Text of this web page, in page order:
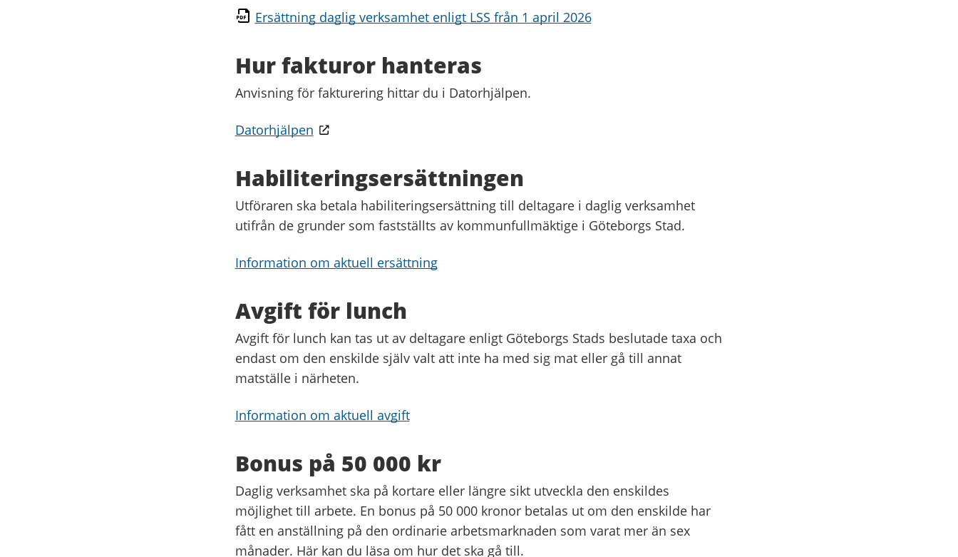
Ersättning daglig verksamhet enligt LSS från 1 april 2026
Hur fakturor hanteras
Anvisning för fakturering hittar du i Datorhjälpen.
Datorhjälpen
Habiliteringsersättningen
Utföraren ska betala habiliteringsersättning till deltagare i daglig verksamhet
utifrån de grunder som fastställts av kommunfullmäktige i Göteborgs Stad.
Information om aktuell ersättning
Avgift för lunch
Avgift för lunch kan tas ut av deltagare enligt Göteborgs Stads beslutade taxa och
endast om den enskilde själv valt att inte ha med sig mat eller gå till annat
matställe i närheten.
Information om aktuell avgift
Bonus på 50 000 kr
Daglig verksamhet ska på kortare eller längre sikt utveckla den enskildes
möjlighet till arbete. En bonus på 50 000 kronor betalas ut om den enskilde har
fått en anställning på den ordinarie arbetsmarknaden som varat mer än sex
månader. Här kan du läsa om hur det ska gå till.